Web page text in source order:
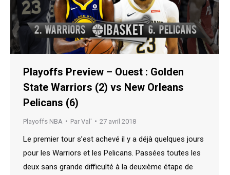
Playoffs Preview – Ouest : Golden
State Warriors (2) vs New Orleans
Pelicans (6)
Playoffs NBA Par Val' 27 avril 2018
Le premier tour s’est achevé il y a déjà quelques jours
pour les Warriors et les Pelicans. Passées toutes les
deux sans grande difficulté à la deuxième étape de